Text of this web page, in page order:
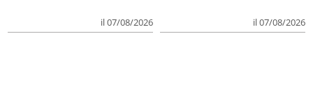
il 07/08/2026 il 07/08/2026